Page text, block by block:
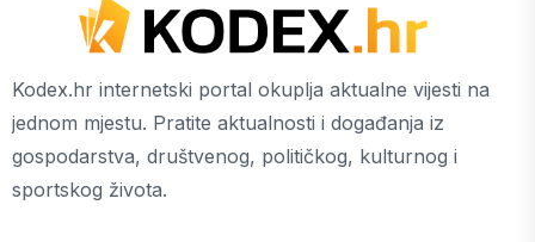
Kodex.hr internetski portal okuplja aktualne vijesti na
jednom mjestu. Pratite aktualnosti i događanja iz
gospodarstva, društvenog, političkog, kulturnog i
sportskog života.